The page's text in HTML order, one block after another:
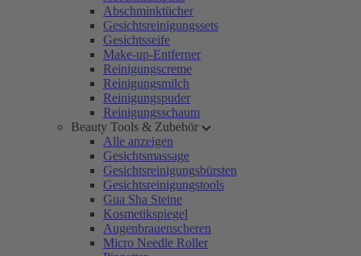
Abschminktücher
Gesichtsreinigungssets
Gesichtsseife
Make-up-Entferner
Reinigungscreme
Reinigungsmilch
Reinigungspuder
Reinigungsschaum
Beauty Tools & Zubehör
Alle anzeigen
Gesichtsmassage
Gesichtsreinigungsbürsten
Gesichtsreinigungstools
Gua Sha Steine
Kosmetikspiegel
Augenbrauenscheren
Micro Needle Roller